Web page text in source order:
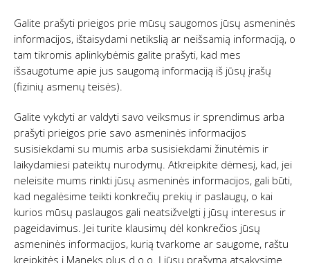
Galite prašyti prieigos prie mūsų saugomos jūsų asmeninės
informacijos, ištaisydami netikslią ar neišsamią informaciją, o
tam tikromis aplinkybėmis galite prašyti, kad mes
išsaugotume apie jus saugomą informaciją iš jūsų įrašų
(fizinių asmenų teisės).
Galite vykdyti ar valdyti savo veiksmus ir sprendimus arba
prašyti prieigos prie savo asmeninės informacijos
susisiekdami su mumis arba susisiekdami žinutėmis ir
laikydamiesi pateiktų nurodymų. Atkreipkite dėmesį, kad, jei
neleisite mums rinkti jūsų asmeninės informacijos, gali būti,
kad negalėsime teikti konkrečių prekių ir paslaugų, o kai
kurios mūsų paslaugos gali neatsižvelgti į jūsų interesus ir
pageidavimus. Jei turite klausimų dėl konkrečios jūsų
asmeninės informacijos, kurią tvarkome ar saugome, raštu
kreipkitės į Maneks plus d.o.o. Į jūsų prašymą atsakysime